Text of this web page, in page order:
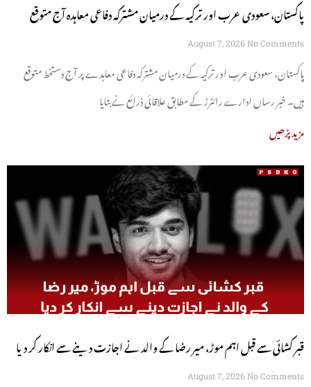
پاکستان، سعودی عرب اور ترکیہ کے درمیان مشترکہ دفاعی معاہدہ آج متوقع
August 7, 2026 No Comments
پاکستان، سعودی عرب اور ترکیہ کے درمیان مشترکہ دفاعی معاہدے پر آج دستخط متوقع
ہیں۔ خبر رساں ادارے رائٹرز کے مطابق علاقائی ذرائع نے بتایا
مزید پڑھیں
قبر کشائی سے قبل اہم موڑ، میر رضا کے والد نے اجازت دینے سے انکار کر دیا
August 7, 2026 No Comments